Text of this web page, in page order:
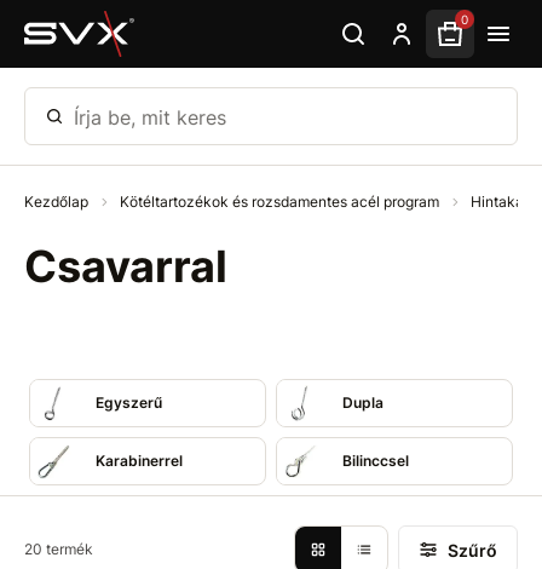
Ugrás az oldal fő részéhez 0
Írja be, mit keres
Kezdőlap Kötéltartozékok és rozsdamentes acél program
Csavarral
Egyszerű Dupla
Karabinerrel Bilinccsel
20 termék Szűrő